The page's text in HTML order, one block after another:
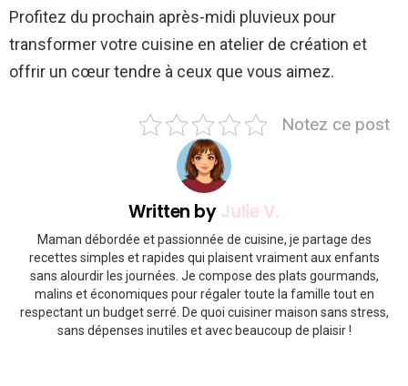
Profitez du prochain après-midi pluvieux pour
transformer votre cuisine en atelier de création et
offrir un cœur tendre à ceux que vous aimez.
Notez ce post
Written byJulie V.
Maman débordée et passionnée de cuisine, je partage des
recettes simples et rapides qui plaisent vraiment aux enfants
sans alourdir les journées. Je compose des plats gourmands,
malins et économiques pour régaler toute la famille tout en
respectant un budget serré. De quoi cuisiner maison sans stress,
sans dépenses inutiles et avec beaucoup de plaisir !